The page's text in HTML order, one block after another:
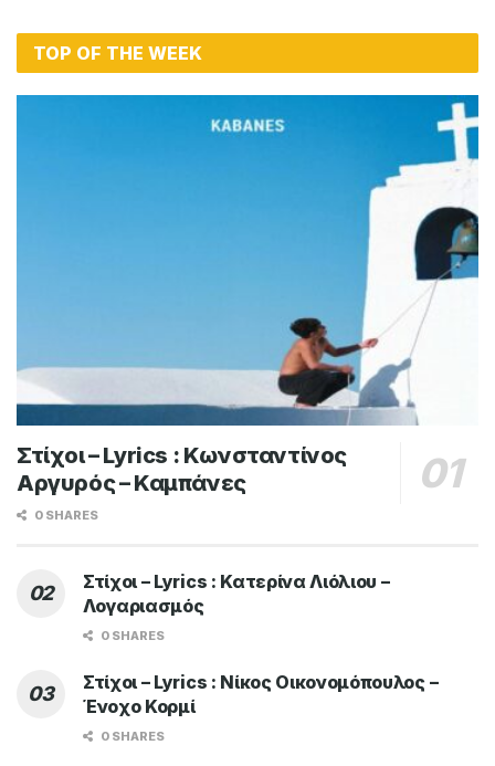
TOP OF THE WEEK
Στίχοι – Lyrics : Κωνσταντίνος
Αργυρός – Καμπάνες
0 SHARES
Στίχοι – Lyrics : Κατερίνα Λιόλιου –
Λογαριασμός
0 SHARES
Στίχοι – Lyrics : Νίκος Οικονομόπουλος –
Ένοχο Κορμί
0 SHARES